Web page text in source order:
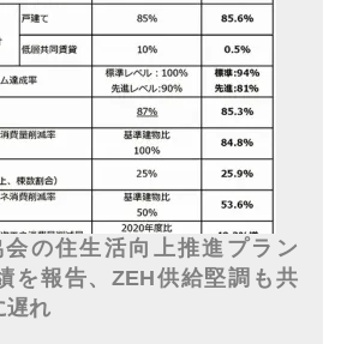
の住生活向上推進プラン
を報告、ZEH供給堅調も共
遅れ